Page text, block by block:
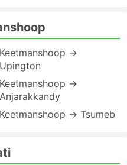
Keetmanshoop →
Upington
Keetmanshoop →
Anjarakkandy
Keetmanshoop → Tsumeb